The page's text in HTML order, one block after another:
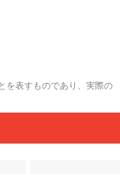
を表すものであり、実際の